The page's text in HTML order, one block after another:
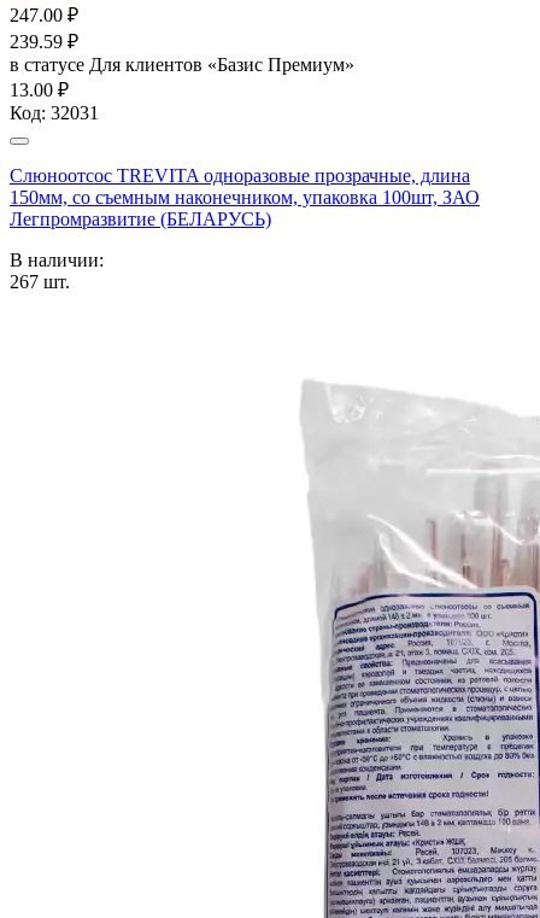
247.00 ₽
239.59 ₽
в статусе Для клиентов «Базис Премиум»
13.00 ₽
Код: 32031
Слюноотсос TREVITA одноразовые прозрачные, длина
150мм, со съемным наконечником, упаковка 100шт, ЗАО
Легпромразвитие (БЕЛАРУСЬ)
В наличии:
267 шт.